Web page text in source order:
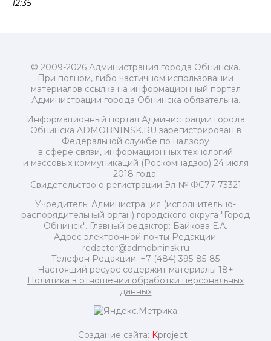
12:35
© 2009-2026 Администрация города Обнинска.
При полном, либо частичном использовании
материалов ссылка на информационный портал
Администрации города Обнинска обязательна.
Информационный портал Администрации города
Обнинска ADMOBNINSK.RU зарегистрирован в
Федеральной службе по надзору
в сфере связи, информационных технологий
и массовых коммуникаций (Роскомнадзор) 24 июля
2018 года.
Свидетельство о регистрации Эл № ФС77-73321
Учредитель: Администрация (исполнительно-
распорядительный орган) городского округа "Город
Обнинск". Главный редактор: Байкова Е.А.
Адрес электронной почты Редакции:
redactor@admobninsk.ru
Телефон Редакции: +7 (484) 395-85-85
Настоящий ресурс содержит материалы 18+
Политика в отношении обработки персональных
данных
Создание сайта: Kproject